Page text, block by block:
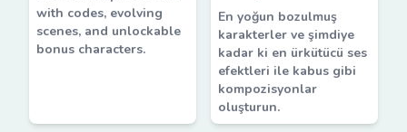
with codes, evolving
scenes, and unlockable
bonus characters.
En yoğun bozulmuş
karakterler ve şimdiye
kadar ki en ürkütücü ses
efektleri ile kabus gibi
kompozisyonlar
oluşturun.